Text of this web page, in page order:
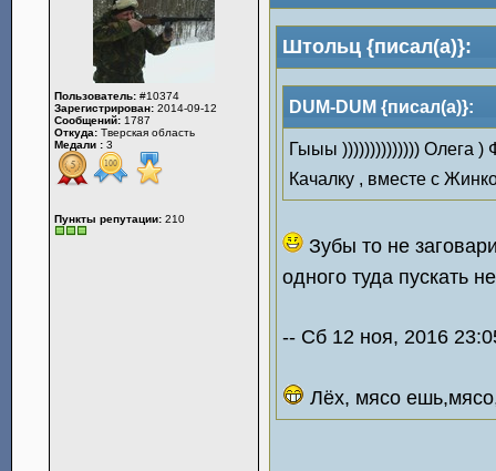
Пользователь: #10374
Зарегистрирован: 2014-09-12
Сообщений: 1787
Откуда: Тверская область
Медали : 3
Пункты репутации: 210
Штольц {писал(а)}:
DUM-DUM {писал(а)}:
Гыыы )))))))))))))) Олега )
Качалку , вместе с
Зубы то не
одного туда пускать
-- Сб 12 ноя, 2016
Лёх, мясо